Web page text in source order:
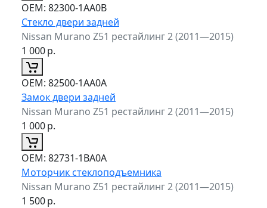
ОЕМ: 82300-1AA0B
Стекло двери задней
Nissan Murano Z51 рестайлинг 2 (2011—2015)
1 000р.
ОЕМ: 82500-1AA0A
Замок двери задней
Nissan Murano Z51 рестайлинг 2 (2011—2015)
1 000р.
ОЕМ: 82731-1BA0A
Моторчик стеклоподъемника
Nissan Murano Z51 рестайлинг 2 (2011—2015)
1 500р.